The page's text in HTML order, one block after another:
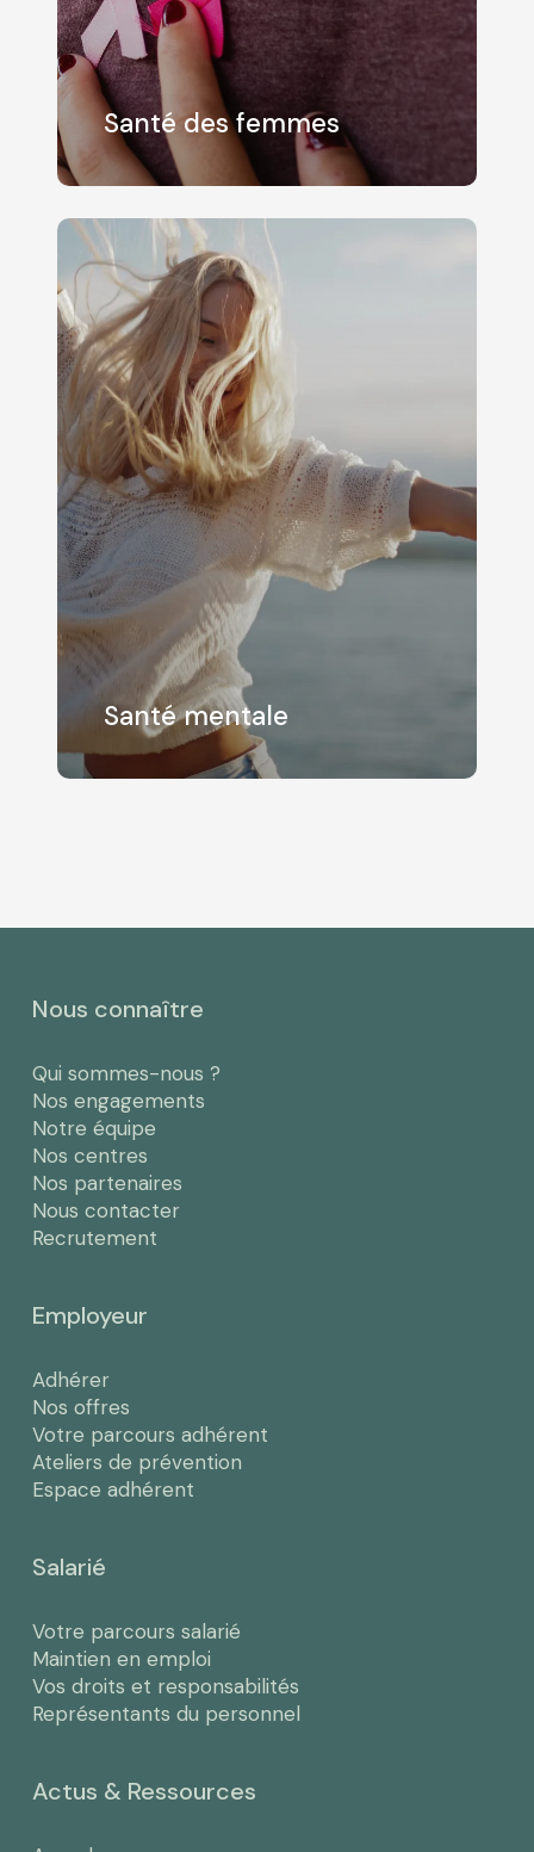
Santé des femmes
Santé mentale
Nous connaître
Qui sommes-nous ?
Nos engagements
Notre équipe
Nos centres
Nos partenaires
Nous contacter
Recrutement
Employeur
Adhérer
Nos offres
Votre parcours adhérent
Ateliers de prévention
Espace adhérent
Salarié
Votre parcours salarié
Maintien en emploi
Vos droits et responsabilités
Représentants du personnel
Actus & Ressources